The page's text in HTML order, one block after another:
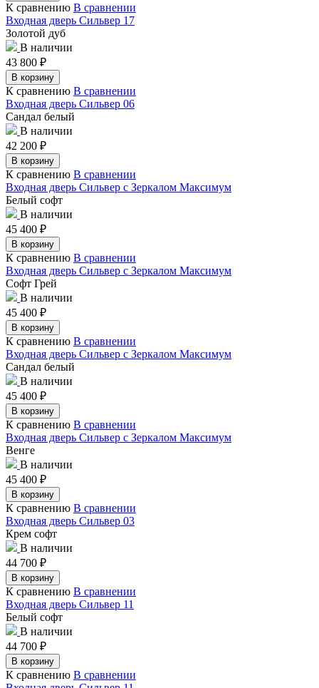
К сравнению В сравнении
Входная дверь Сильвер 17
Золотой дуб
В наличии
43 800 ₽
В корзину
К сравнению В сравнении
Входная дверь Сильвер 06
Сандал белый
В наличии
42 200 ₽
В корзину
К сравнению В сравнении
Входная дверь Сильвер с Зеркалом Максимум
Белый софт
В наличии
45 400 ₽
В корзину
К сравнению В сравнении
Входная дверь Сильвер с Зеркалом Максимум
Софт Грей
В наличии
45 400 ₽
В корзину
К сравнению В сравнении
Входная дверь Сильвер с Зеркалом Максимум
Сандал белый
В наличии
45 400 ₽
В корзину
К сравнению В сравнении
Входная дверь Сильвер с Зеркалом Максимум
Венге
В наличии
45 400 ₽
В корзину
К сравнению В сравнении
Входная дверь Сильвер 03
Крем софт
В наличии
44 700 ₽
В корзину
К сравнению В сравнении
Входная дверь Сильвер 11
Белый софт
В наличии
44 700 ₽
В корзину
К сравнению В сравнении